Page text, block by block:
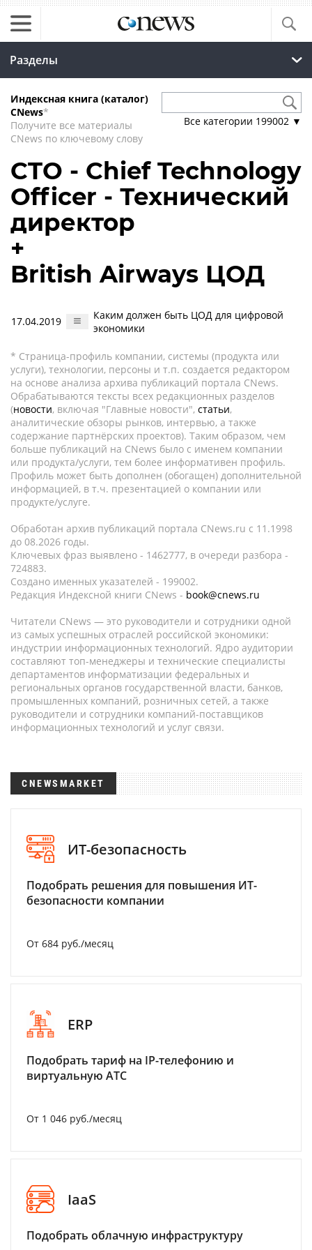
Разделы
Индексная книга (каталог)
CNews*
Получите все материалы
CNews по ключевому слову
Все категории 199002 ▼
CTO - Chief Technology
Officer - Технический
директор
+
British Airways ЦОД
17.04.2019
Каким должен быть ЦОД для цифровой
экономики
* Страница-профиль компании, системы (продукта или
услуги), технологии, персоны и т.п. создается редактором
на основе анализа архива публикаций портала CNews.
Обрабатываются тексты всех редакционных разделов
(новости, включая "Главные новости", статьи,
аналитические обзоры рынков, интервью, а также
содержание партнёрских проектов). Таким образом, чем
больше публикаций на CNews было с именем компании
или продукта/услуги, тем более информативен профиль.
Профиль может быть дополнен (обогащен) дополнительной
информацией, в т.ч. презентацией о компании или
продукте/услуге.
Обработан архив публикаций портала CNews.ru c 11.1998
до 08.2026 годы.
Ключевых фраз выявлено - 1462777, в очереди разбора -
724883.
Создано именных указателей - 199002.
Редакция Индексной книги CNews - book@cnews.ru
Читатели CNews — это руководители и сотрудники одной
из самых успешных отраслей российской экономики:
индустрии информационных технологий. Ядро аудитории
составляют топ-менеджеры и технические специалисты
департаментов информатизации федеральных и
региональных органов государственной власти, банков,
промышленных компаний, розничных сетей, а также
руководители и сотрудники компаний-поставщиков
информационных технологий и услуг связи.
CNEWSMARKET
ИТ-безопасность
Подобрать решения для повышения ИТ-
безопасности компании
От 684 руб./месяц
ERP
Подобрать тариф на IP-телефонию и
виртуальную АТС
От 1 046 руб./месяц
IaaS
Подобрать облачную инфраструктуру